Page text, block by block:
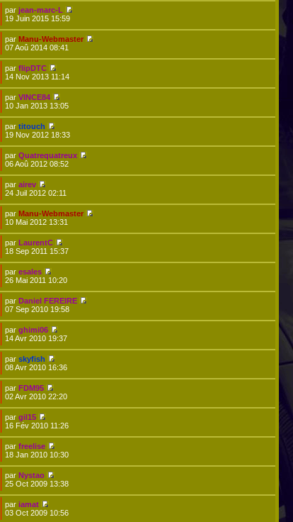
parjean-marc-L
19 Juin 2015 15:59
parManu-Webmaster
07 Aoû 2014 08:41
parflipDTC
14 Nov 2013 11:14
parVINCE84
10 Jan 2013 13:05
partitouch
19 Nov 2012 18:33
parQuatrequatreux
06 Aoû 2012 08:52
parairev
24 Juil 2012 02:11
parManu-Webmaster
10 Mai 2012 13:31
parLaurentC
18 Sep 2011 15:37
paresales
26 Mai 2011 10:20
parDaniel FEREIRE
07 Sep 2010 19:58
parghimi06
14 Avr 2010 19:37
parskyfish
08 Avr 2010 16:36
parFDM95
02 Avr 2010 22:20
pargil15
16 Fév 2010 11:26
parfreelise
18 Jan 2010 10:30
parNystao
25 Oct 2009 13:38
pariamat
03 Oct 2009 10:56